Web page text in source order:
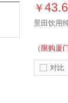
￥
景田饮用
（限购厦
对比